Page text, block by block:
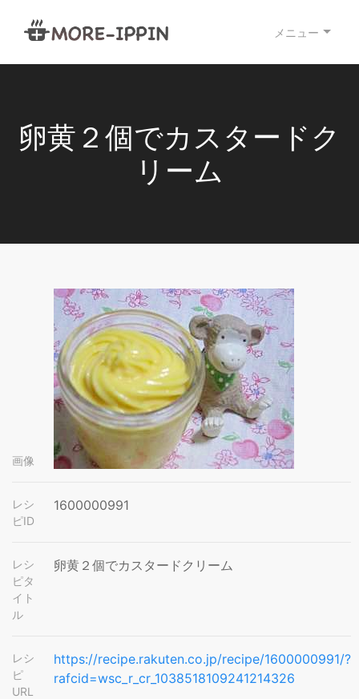
メニュー
卵黄２個でカスタードク
リーム
画像
レシ
ピID
1600000991
レシ
ピタ
イト
ル
卵黄２個でカスタードクリーム
レシ
ピ
URL
https://recipe.rakuten.co.jp/recipe/1600000991/?
rafcid=wsc_r_cr_1038518109241214326